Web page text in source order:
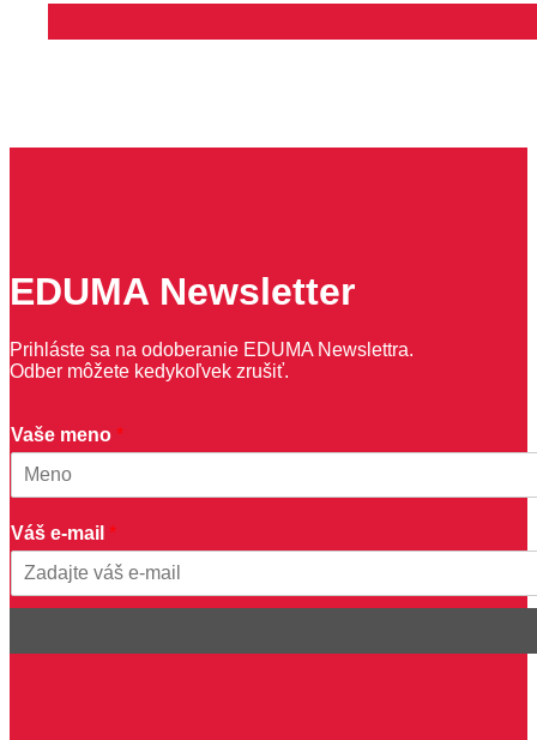
EDUMA Newsletter
Prihláste sa na odoberanie EDUMA Newslettra.
Odber môžete kedykoľvek zrušiť.
V
á
m
n
e
-
Vaše meno *
Váš e-mail *
Email